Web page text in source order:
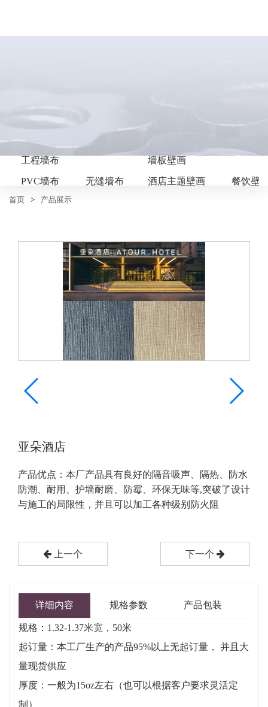
工程墙布
PVC墙布 无缝墙布
墙板壁画
酒店主题壁画 餐饮壁
首页 > 产品展示
亚朵酒店
产品优点：本厂产品具有良好的隔音吸声、隔热、防水
防潮、耐用、护墙耐磨、防霉、环保无味等,突破了设计
与施工的局限性，并且可以加工各种级别防火阻
上一个 下一个
详细内容 规格参数 产品包装
规格：1.32-1.37米宽，50米
起订量：本工厂生产的产品95%以上无起订量， 并且大
量现货供应
厚度：一般为15oz左右（也可以根据客户要求灵活定
制）